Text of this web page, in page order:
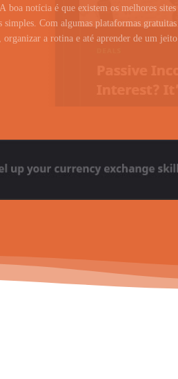
boa notícia é que existem os melhores sites
Com algumas plataformas gratuitas
a rotina e até aprender de um jeito